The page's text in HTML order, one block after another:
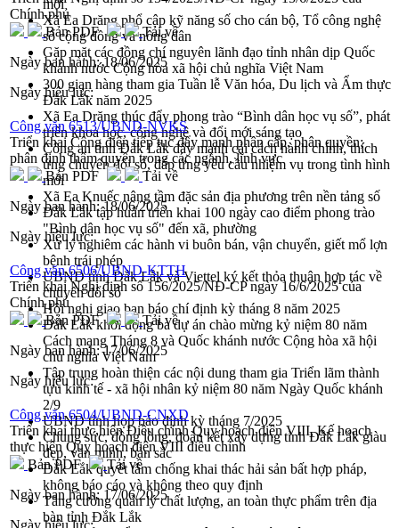
mới
Xã Ea Drăng phổ cập kỹ năng số cho cán bộ, Tổ công nghệ
số cộng đồng và nông dân
Gặp mặt các đồng chí nguyên lãnh đạo tỉnh nhân dịp Quốc
khánh nước Cộng hòa xã hội chủ nghĩa Việt Nam
300 gian hàng tham gia Tuần lễ Văn hóa, Du lịch và Ẩm thực
Đắk Lắk năm 2025
Xã Ea Drăng thúc đẩy phong trào “Bình dân học vụ số”, phát
triển khoa học, công nghệ và đổi mới sáng tạo
Công an tỉnh Đắk Lắk đẩy mạnh cải cách hành chính, thích
ứng chuyển đổi số, đáp ứng yêu cầu nhiệm vụ trong tình hình
mới
Xã Ea Knuếc nâng tầm đặc sản địa phương trên nền tảng số
Đắk Lắk tập huấn triển khai 100 ngày cao điểm phong trào
"Bình dân học vụ số" đến xã, phường
Xử lý nghiêm các hành vi buôn bán, vận chuyển, giết mổ lợn
bệnh trái phép
UBND tỉnh Đắk Lắk và Viettel ký kết thỏa thuận hợp tác về
chuyển đổi số
Hội nghị giao ban báo chí định kỳ tháng 8 năm 2025
Đắk Lắk khởi động ba dự án chào mừng kỷ niệm 80 năm
Cách mạng Tháng 8 và Quốc khánh nước Cộng hòa xã hội
chủ nghĩa Việt Nam
Tập trung hoàn thiện các nội dung tham gia Triển lãm thành
tựu kinh tế - xã hội nhân kỷ niệm 80 năm Ngày Quốc khánh
2/9
UBND tỉnh họp báo định kỳ tháng 7/2025
Chung sức, đồng lòng, đoàn kết xây dựng tỉnh Đắk Lắk giàu
đẹp, văn minh, bản sắc
Đắk Lắk quyết tâm chống khai thác hải sản bất hợp pháp,
không báo cáo và không theo quy định
Tăng cường quản lý chất lượng, an toàn thực phẩm trên địa
bàn tỉnh Đắk Lắk
Chính phủ
Bản PDF
Tải về
Ngày ban hành:18/06/2025
Ngày hiệu lực:
Công văn 6513/UBND-NVKS
Triển khai Công điện tiếp tục đẩy mạnh phân cấp, phân quyền;
phân định thẩm quyền trong các ngành, lĩnh vực
Bản PDF
Tải về
Ngày ban hành:18/06/2025
Ngày hiệu lực:
Công văn 6506/UBND-KTTH
Triển khai Nghị định số 156/2025/NĐ-CP ngày 16/6/2025 của
Chính phủ
Bản PDF
Tải về
Ngày ban hành:17/06/2025
Ngày hiệu lực:
Công văn 6504/UBND-CNXD
Triển khai thực hiện Điều chỉnh Quy hoạch điện VIII, Kế hoạch
thực hiện Quy hoạch điện VIII điều chỉnh
Bản PDF
Tải về
Ngày ban hành:17/06/2025